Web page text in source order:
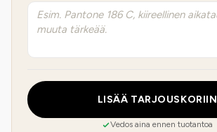
LISÄÄ TARJOUSKORIIN
Vedos aina ennen tuotantoa